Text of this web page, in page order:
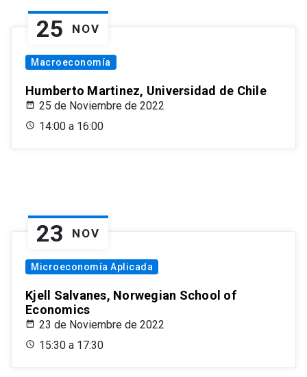
25 NOV
Macroeconomía
Humberto Martinez, Universidad de Chile
25 de Noviembre de 2022
14:00 a 16:00
23 NOV
Microeconomía Aplicada
Kjell Salvanes, Norwegian School of
Economics
23 de Noviembre de 2022
15:30 a 17:30